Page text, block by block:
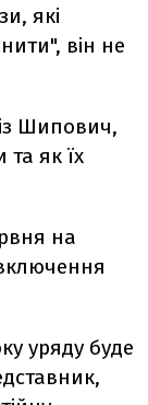
які
він не
Шипович,
як їх
на
уряду буде